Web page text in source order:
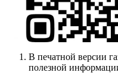
В печатной версии
полезной